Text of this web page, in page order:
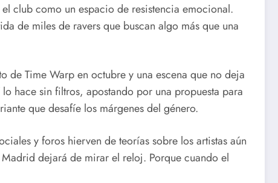
club como un espacio de resistencia emocional.
de miles de ravers que buscan algo más que una
de Time Warp en octubre y una escena que no deja
hace sin filtros, apostando por una propuesta para
que desafíe los márgenes del género.
y foros hierven de teorías sobre los artistas aún
dejará de mirar el reloj. Porque cuando el